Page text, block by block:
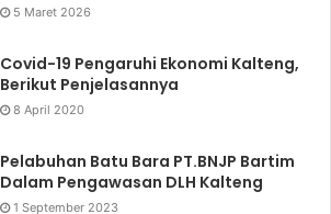
5 Maret 2026
Covid-19 Pengaruhi Ekonomi Kalteng,
Berikut Penjelasannya
8 April 2020
Pelabuhan Batu Bara PT.BNJP Bartim
Dalam Pengawasan DLH Kalteng
1 September 2023